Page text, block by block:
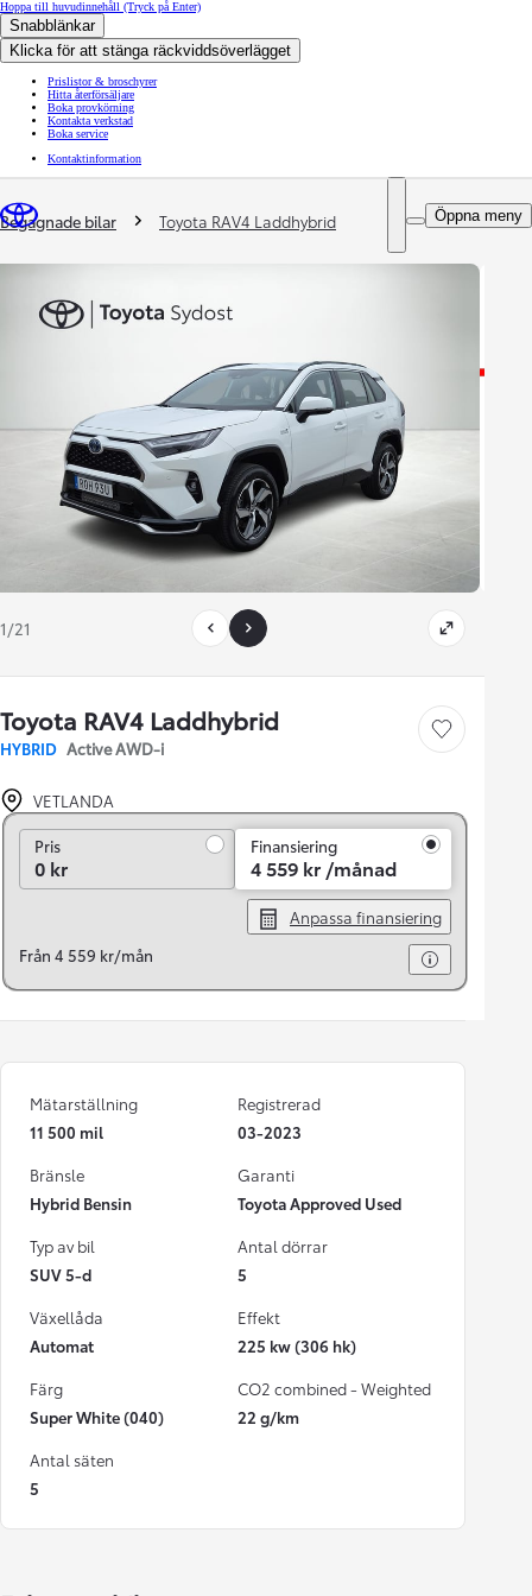
Hoppa till huvudinnehåll (Tryck på Enter)
Snabblänkar
Klicka för att stänga räckviddsöverlägget
Prislistor & broschyrer
Hitta återförsäljare
Boka provkörning
Kontakta verkstad
Boka service
Kontaktinformation
Öppna meny
You are here
Begagnade bilar Toyota RAV4 Laddhybrid
1/21
Toyota RAV4 Laddhybrid
HYBRID Active AWD-i
Save car
VETLANDA
PrisPris
0 kr
Finansiering
4 559 kr /månad
Anpassa finansiering
Från 4 559 kr/mån
Mätarställning
11 500 mil
Registrerad
03-2023
Bränsle
Hybrid Bensin
Garanti
Toyota Approved Used
Typ av bil
SUV 5-d
Antal dörrar
5
Växellåda
Automat
Effekt
225 kw (306 hk)
Färg
Super White (040)
CO2 combined - Weighted
22 g/km
Antal säten
5